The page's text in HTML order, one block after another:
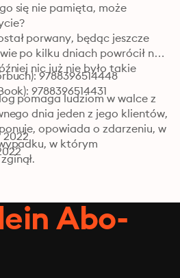
się nie pamięta, może
porwany, będąc jeszcze
po kilku dniach powrócił na
nic już nie było takie
pomaga ludziom w walce z
dnia jeden z jego klientów,
opowiada o zdarzeniu, w
w którym
spokojnego terapeuty
obrót, który na końcu
9788396514448
9788396514431
2022
Abo-